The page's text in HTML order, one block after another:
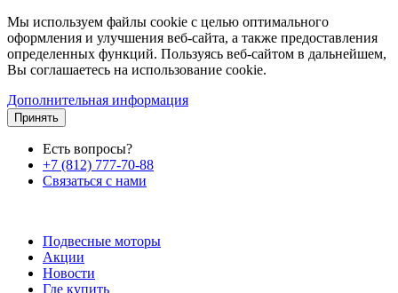
Мы используем файлы cookie с целью оптимального
оформления и улучшения веб-сайта, а также предоставления
определенных функций. Пользуясь веб-сайтом в дальнейшем,
Вы соглашаетесь на использование cookie.
Дополнительная информация
Принять
Есть вопросы?
+7 (812) 777-70-88
Связаться с нами
Подвесные моторы
Акции
Новости
Где купить